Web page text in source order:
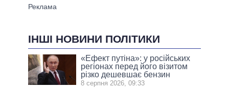
ІНШІ НОВИНИ ПОЛІТИКИ
«Ефект путіна»: у російських
регіонах перед його візитом
різко дешевшає бензин
8 серпня 2026, 09:33